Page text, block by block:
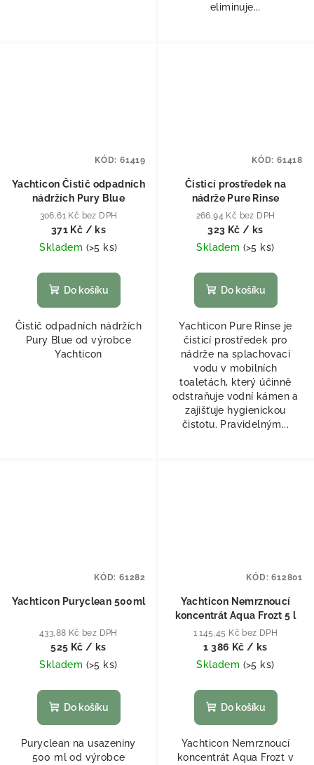
eliminuje...
Yachticon Čistič odpadních
nádržích Pury Blue
306,61 Kč bez DPH
371 Kč / ks
Skladem (>5 ks)
Do košíku
Čistič odpadních nádržích
Pury Blue od výrobce
Yachticon
KÓD: 61419
Čisticí prostředek na
nádrže Pure Rinse
266,94 Kč bez DPH
323 Kč / ks
Skladem (>5 ks)
Do košíku
Yachticon Pure Rinse je
čisticí prostředek pro
nádrže na splachovací
vodu v mobilních
toaletách, který účinně
odstraňuje vodní kámen a
zajišťuje hygienickou
čistotu. Pravidelným...
KÓD: 61418
Yachticon Puryclean 500ml
433,88 Kč bez DPH
525 Kč/ ks
Skladem (>5 ks)
Do košíku
Puryclean na usazeniny
500 ml od výrobce
KÓD: 61282
Yachticon Nemrznoucí
koncentrát Aqua Frozt 5 l
1 145,45 Kč bez DPH
1 386 Kč / ks
Skladem (>5 ks)
Do košíku
Yachticon Nemrznoucí
koncentrát Aqua Frozt v
KÓD:612801